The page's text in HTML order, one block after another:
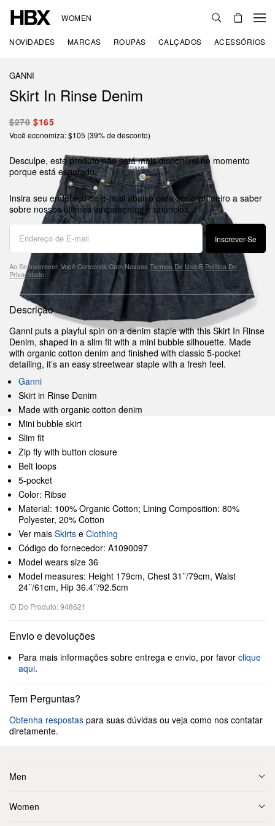
WOMEN
NOVIDADES MARCAS ROUPAS CALÇADOS ACESSÓRIOS
GANNI
Skirt In Rinse Denim
$270 $165
Você economiza: $105 (39% de desconto)
Desculpe, este produto não está mais disponível no momento
porque está esgotado.
Insira seu endereço de e-mail abaixo para ser o primeiro a saber
sobre nossos últimos lançamentos e anúncios.
Inscrever-Se
Ao Se Inscrever, Você Concorda Com Nossos Termos De UsoE Política De
Privacidade.
Descrição
Ganni puts a playful spin on a denim staple with this Skirt In Rinse
Denim, shaped in a slim fit with a mini bubble silhouette. Made
with organic cotton denim and finished with classic 5-pocket
detailing, it’s an easy streetwear staple with a fresh feel.
Ganni
Skirt in Rinse Denim
Made with organic cotton denim
Mini bubble skirt
Slim fit
Zip fly with button closure
Belt loops
5-pocket
Color: Ribse
Material: 100% Organic Cotton; Lining Composition: 80%
Polyester, 20% Cotton
Ver mais Skirts e Clothing
Código do fornecedor: A1090097
Model wears size 36
Model measures: Height 179cm, Chest 31’’/79cm, Waist
24’’/61cm, Hip 36.4’’/92.5cm
ID Do Produto: 948621
Envio e devoluções
Para mais informações sobre entrega e envio, por favor clique
aqui.
Tem Perguntas?
Obtenha respostas para suas dúvidas ou veja como nos contatar
diretamente.
Men
Women